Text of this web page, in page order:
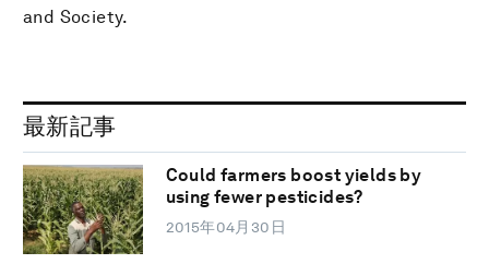
and Society.
最新記事
Could farmers boost yields by
using fewer pesticides?
2015年04月30日